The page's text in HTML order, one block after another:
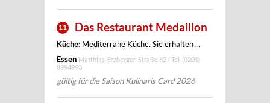
11 Das Restaurant Medaillon
Küche: Mediterrane Küche. Sie erhalten ...
Essen Matthias-Erzberger-Straße 82 / Tel. (0201)
8994993
gültig für die Saison Kulinaris Card 2026